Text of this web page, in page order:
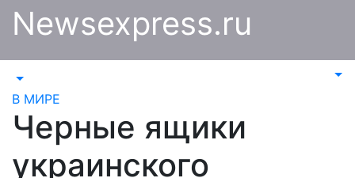
Перейти
Newsexpress.ru
В МИРЕ
Черные ящики
украинского